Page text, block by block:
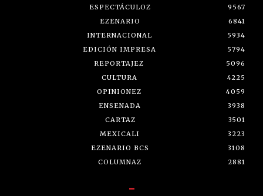
ESPECTÁCULOZ
9567
EZENARIO
6841
INTERNACIONAL
5934
EDICIÓN IMPRESA
5794
REPORTAJEZ
5096
CULTURA
4225
OPINIONEZ
4059
ENSENADA
3938
CARTAZ
3501
MEXICALI
3223
EZENARIO BCS
3108
COLUMNAZ
2881
-